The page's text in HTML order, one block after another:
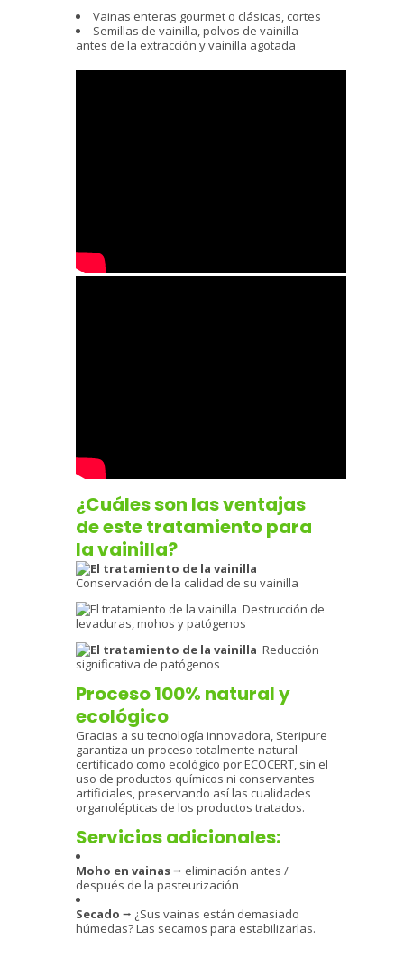
Vainas enteras gourmet o clásicas, cortes
Semillas de vainilla, polvos de vainilla
antes de la extracción y vainilla agotada
¿Cuáles son las ventajas
de este tratamiento para
la vainilla?
Conservación de la calidad de su vainilla
Destrucción de
levaduras, mohos y patógenos
Reducción
significativa de patógenos
Proceso 100% natural y
ecológico
Gracias a su tecnología innovadora, Steripure
garantiza un proceso totalmente natural
certificado como ecológico por ECOCERT, sin el
uso de productos químicos ni conservantes
artificiales, preservando así las cualidades
organolépticas de los productos tratados.
Servicios adicionales:
Moho en vainas⭢ eliminación antes /
después de la pasteurización
Secado ⭢ ¿Sus vainas están demasiado
húmedas? Las secamos para estabilizarlas.